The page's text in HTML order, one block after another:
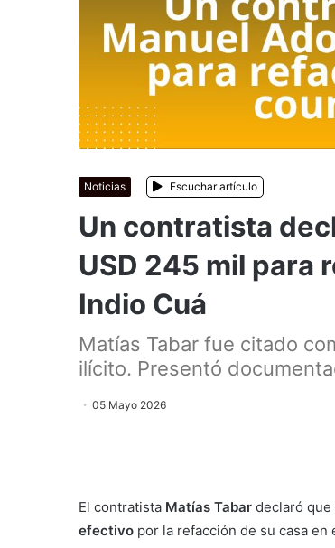
Noticias Escuchar artículo
Un contratista
USD 245 mil para
Indio Cuá
Matías Tabar fue citado
ilícito. Presentó
05 Mayo 2026
El contratista Matías Tabar declaró que
efectivo por la refacción de su casa en